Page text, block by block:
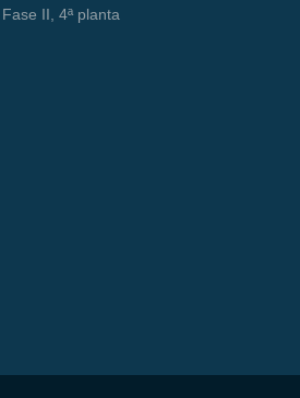
II, 4ª planta